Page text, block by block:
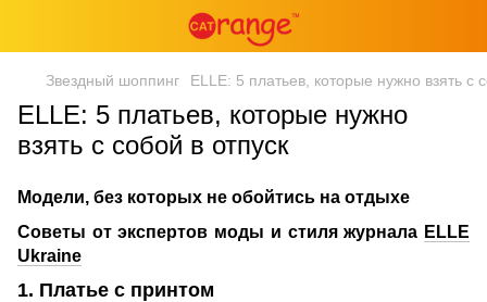
Звездный шоппинг ELLE: 5 платьев, которые нужно взять с
ELLE: 5 платьев, которые нужно
взять с собой в отпуск
Модели, без которых не обойтись на отдыхе
Советы от экспертов моды и стиля журнала ELLE
Ukraine
1. Платье с принтом